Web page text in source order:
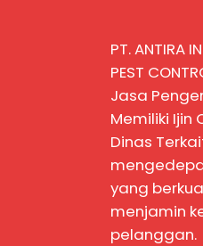
PT. ANTIRA
PEST
Jasa
Memiliki Ijin
Dinas
yang
menjamin
pelanggan.